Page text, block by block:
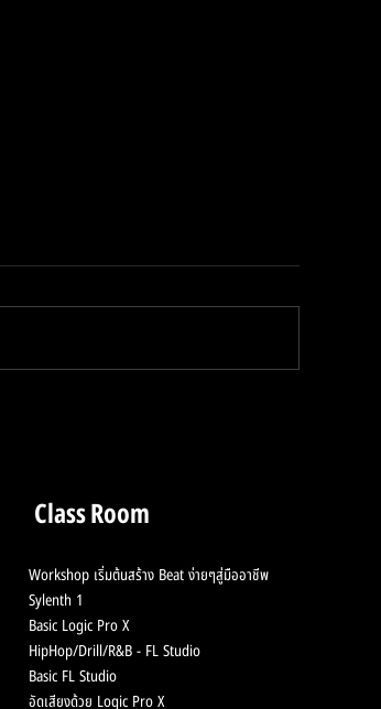
Class Room
Workshop เริ่มต้นสร้าง Beat ง่ายๆสู่มืออาชีพ
Sylenth 1
Basic Logic Pro X
HipHop/Drill/R&B - FL Studio
Basic FL Studio
อัดเสียงด้วย Logic Pro X